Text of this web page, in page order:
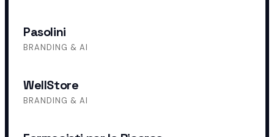
Pasolini
BRANDING & AI
WellStore
BRANDING & AI